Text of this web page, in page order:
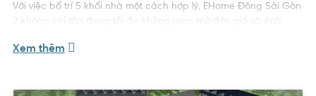
Với việc bố trí 5 khối nhà một cách hợp lý, EHome Đông Sài Gòn
2 không chỉ tận dụng tối đa không gian mở đón gió và ánh
tạo mảng xanh tươi mát cho khu căn hộ. Ngoài ra, dự án còn
Xem thêm